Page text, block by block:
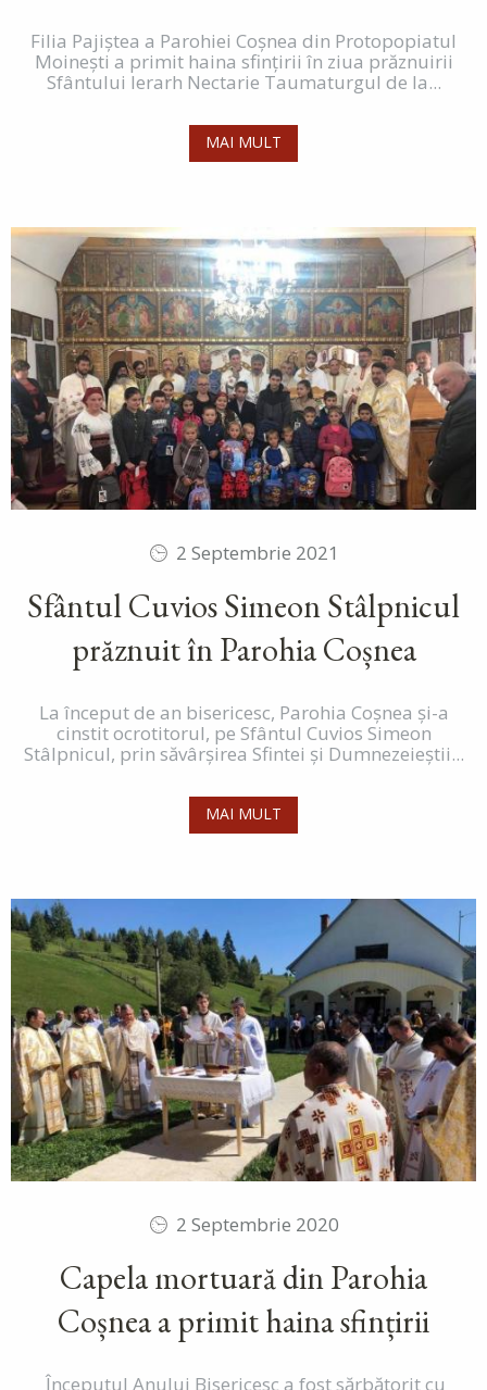
Filia Pajiștea a Parohiei Coșnea din Protopopiatul
Moinești a primit haina sfințirii în ziua prăznuirii
Sfântului Ierarh Nectarie Taumaturgul de la...
MAI MULT
2 Septembrie 2021
Sfântul Cuvios Simeon Stâlpnicul
prăznuit în Parohia Coșnea
La început de an bisericesc, Parohia Coșnea și-a
cinstit ocrotitorul, pe Sfântul Cuvios Simeon
Stâlpnicul, prin săvârșirea Sfintei și Dumnezeieștii...
MAI MULT
2 Septembrie 2020
Capela mortuară din Parohia
Coșnea a primit haina sfințirii
Începutul Anului Bisericesc a fost sărbătorit cu